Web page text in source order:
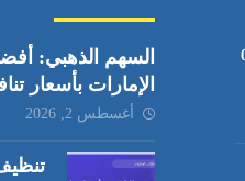
السهم الذهبي:
الإمارات بأسعار
أغسطس 2, 2026